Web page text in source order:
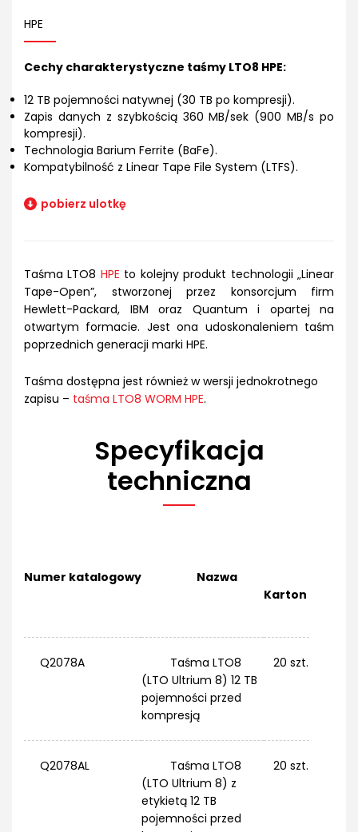
HPE
Cechy charakterystyczne taśmy LTO8 HPE:
12 TB pojemności natywnej (30 TB po kompresji).
Zapis danych z szybkością 360 MB/sek (900 MB/s po
kompresji).
Technologia Barium Ferrite (BaFe).
Kompatybilność z Linear Tape File System (LTFS).
pobierz ulotkę
Taśma LTO8 HPE to kolejny produkt technologii „Linear
Tape-Open”, stworzonej przez konsorcjum firm
Hewlett-Packard, IBM oraz Quantum i opartej na
otwartym formacie. Jest ona udoskonaleniem taśm
poprzednich generacji marki HPE.
Taśma dostępna jest również w wersji jednokrotnego
zapisu – taśma LTO8 WORM HPE.
Specyfikacja
techniczna
Numer katalogowy Nazwa
Karton
Q2078A
Taśma LTO8
(LTO Ultrium 8) 12 TB
pojemności przed
kompresją
20 szt.
Q2078AL
Taśma LTO8
(LTO Ultrium 8) z
etykietą 12 TB
pojemności przed
20 szt.